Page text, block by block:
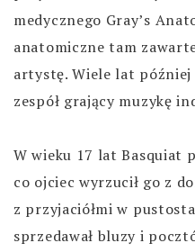
medycznego Gray’s
anatomiczne tam
artystę. Wiele lat później
zespół grający muzykę
W wieku 17 lat Basquiat
co ojciec wyrzucił go z
z przyjaciółmi w
sprzedawał bluzy i